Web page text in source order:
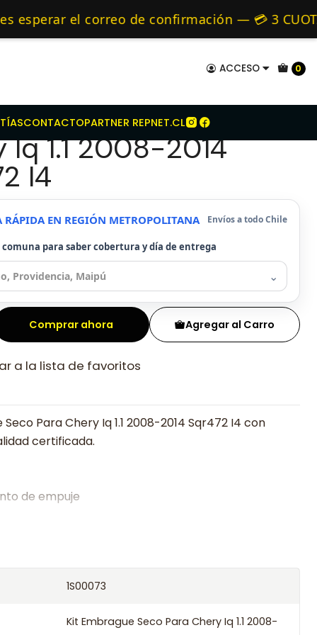
ACCESO 0
de confirmación — 💳 3 CUOTAS
CONTACTOPARTNER REPNET.CL
de 24 hrs hábiles.
Embrague Seco Para Chery Iq 1.1 2008-2014 Sqr472 I4
🚚 Envíos diariamente a
Seco Para
Iq 1.1 2008-2014
I4
RÁPIDA EN REGIÓN METROPOLITANA Envíos a todo Chile
comuna para saber cobertura y día de entrega
⌄
Agregar al Carro
Comprar ahora
a la lista de favoritos
Para Chery Iq 1.1 2008-2014 Sqr472 I4 con
certificada.
de empuje
en embragues desde 2019, ofreciendo precios
1S00073
Kit Embrague Seco Para Chery Iq 1.1 2008-